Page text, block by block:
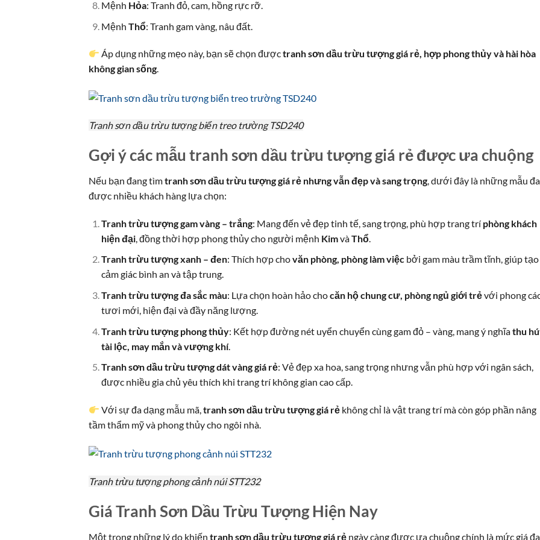
Mệnh Hỏa: Tranh đỏ, cam, hồng rực rỡ.
Mệnh Thổ: Tranh gam vàng, nâu đất.
Áp dụng những mẹo này, bạn sẽ chọn đượctranh sơn dầu trừu tượng giá rẻ, hợp phong thủy và hài hòa
không gian sống.
Tranh sơn dầu trừu tượng biển treo trường TSD240
Gợi ý các mẫu tranh sơn dầu trừu tượng giá rẻ được ưa chuộng
Nếu bạn đang tìmtranh sơn dầu trừu tượng giá rẻ nhưng vẫn đẹp và sang trọng, dưới đây là những mẫu
được nhiều khách hàng lựa chọn:
Tranh trừu tượng gam vàng – trắng: Mang đến vẻ đẹp tinh tế, sang trọng, phù hợp trang trí phòng khách
hiện đại, đồng thời hợp phong thủy cho người mệnh KimvàThổ.
Tranh trừu tượng xanh – đen: Thích hợp chovăn phòng, phòng làm việcbởi gam màu trầm tĩnh, giúp tạo
cảm giác bình an và tập trung.
Tranh trừu tượng đa sắc màu: Lựa chọn hoàn hảo chocăn hộ chung cư, phòng ngủ giới trẻvới phong
tươi mới, hiện đại và đầy năng lượng.
Tranh trừu tượng phong thủy: Kết hợp đường nét uyển chuyển cùng gam đỏ – vàng, mang ý nghĩathu
tài lộc, may mắn và vượng khí.
Tranh sơn dầu trừu tượng dát vàng giá rẻ: Vẻ đẹp xa hoa, sang trọng nhưng vẫn phù hợp với ngân sách,
được nhiều gia chủ yêu thích khi trang trí không gian cao cấp.
Với sự đa dạng mẫu mã,tranh sơn dầu trừu tượng giá rẻ không chỉ là vật trang trí mà còn góp phần nâng
tầm thẩm mỹ và phong thủy cho ngôi nhà.
Tranh trừu tượng phong cảnh núi STT232
Giá Tranh Sơn Dầu Trừu Tượng Hiện Nay
Một trong những lý do khiến tranh sơn dầu trừu tượng giá rẻ ngày càng được ưa chuộng chính là mức giá đa